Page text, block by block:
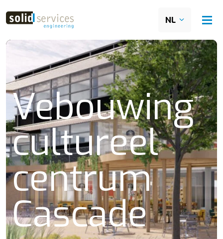
NL
Vebouwing
cultureel
centrum
Cascade